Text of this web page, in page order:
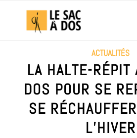
ACTUALITÉS
LA HALTE-RÉPIT
DOS POUR SE
SE
L’HIVER